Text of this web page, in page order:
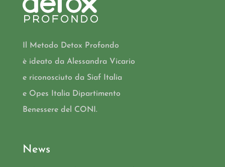
Il Metodo Detox Profondo
è ideato da Alessandra Vicario
e riconosciuto da Siaf Italia
e Opes Italia Dipartimento
Benessere del CONI.
News